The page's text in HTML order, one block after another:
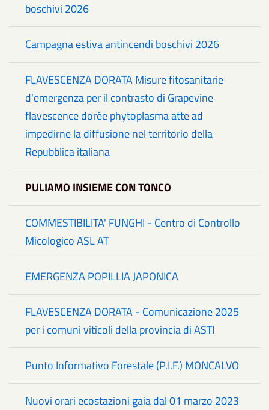
boschivi 2026
Campagna estiva antincendi boschivi 2026
FLAVESCENZA DORATA Misure fitosanitarie
d'emergenza per il contrasto di Grapevine
flavescence dorée phytoplasma atte ad
impedirne la diffusione nel territorio della
Repubblica italiana
PULIAMO INSIEME CON TONCO
COMMESTIBILITA' FUNGHI - Centro di Controllo
Micologico ASL AT
EMERGENZA POPILLIA JAPONICA
FLAVESCENZA DORATA - Comunicazione 2025
per i comuni viticoli della provincia di ASTI
Punto Informativo Forestale (P.I.F.) MONCALVO
Nuovi orari ecostazioni gaia dal 01 marzo 2023